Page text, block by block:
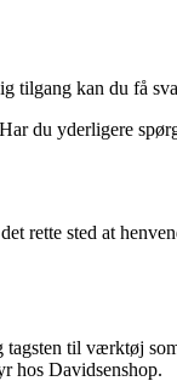
kan du få
du yderligere
rette sted at
til værktøj
hos Davidsenshop.